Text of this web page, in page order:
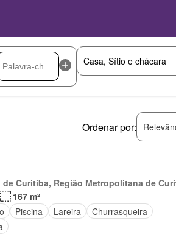
Ordenar por:
Curitiba, Região Metropolitana de
167 m²
Piscina Lareira
Churrasqueira